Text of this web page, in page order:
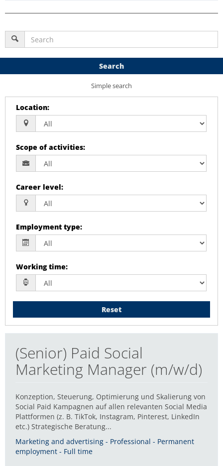
Search
Simple search
Location:
Scope of activities:
Career level:
Employment type:
Working time:
Reset
(Senior) Paid Social
Marketing Manager (m/w/d)
Konzeption, Steuerung, Optimierung und Skalierung von
Social Paid Kampagnen auf allen relevanten Social Media
Plattformen (z. B. TikTok, Instagram, Pinterest, LinkedIn
etc.) Strategische Beratung...
Marketing and advertising - Professional - Permanent
employment - Full time